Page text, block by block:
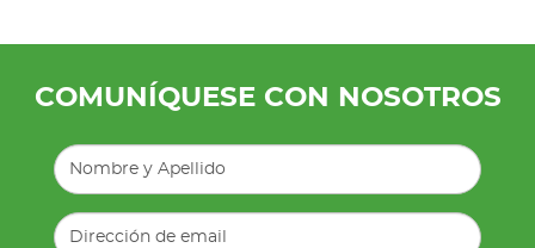
COMUNÍQUESE CON NOSOTROS